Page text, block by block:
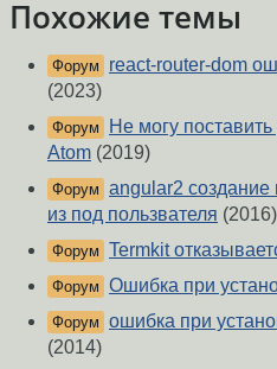
Похожие темы
Форум
react-router-dom
(2023)
Форум
Не могу
Atom (2019)
Форум angular2
из под пользвателя (2016)
Форум Termkit
Форум Ошибка при
Форум ошибка при
(2014)